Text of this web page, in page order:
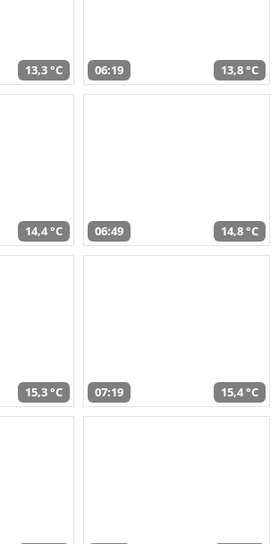
13,3 °C 06:19 13,8 °C
14,4 °C 06:49 14,8 °C
15,3 °C 07:19 15,4 °C